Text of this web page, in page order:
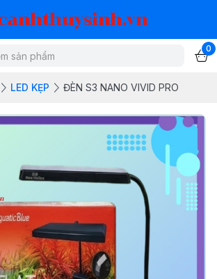
0
LED KẸP ĐÈN S3 NANO VIVID PRO